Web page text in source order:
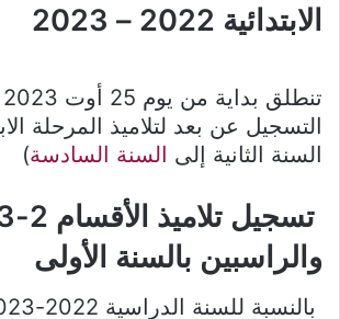
الابتدائية 2022 – 2023
التسجيل عن بعد لتلاميذ المرحلة
السنة الثانية إلى السنة السادسة)
والراسبين بالسنة الأولى